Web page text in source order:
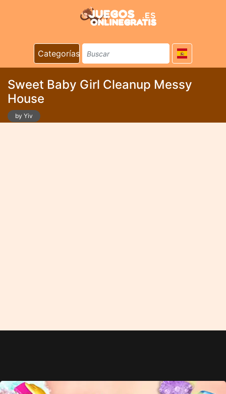
Categorías
Sweet Baby Girl Cleanup Messy
House
by Yiv